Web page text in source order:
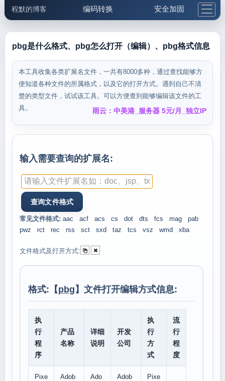
程默的博客 编码转换 安全加固
邮件工具 生活便民 更多工具
5.1支付宝大红包
pbg是什么格式、pbg怎么打开（编辑）、pbg格式信息
本工具收集各类扩展名文件，一共有8000多种，通过查找能够方
便知道各种文件的所属格式，以及它的打开方式。遇到自己不清
楚的类型文件，试试该工具。可以方便查到能够编辑该文件的工
具。
雨云：中美港_服务器 5元/月_独立IP
输入需要查询的扩展名:
常见文件格式: aac acf acs cs dot dts fcs mag
pab
pwz
rct rec rss sct sxd taz tcs vsz wmd xba
文件格式及打开方式:
格式:【pbg 】文件打开编辑方式信息:
执
行
程
序
产品
名称
详细
说明
开发
公司
执
行
方
式
流
行
程
度
Pixe
Adob
Ado
Adob
Pixe